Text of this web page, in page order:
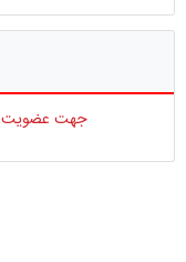
جهت عضویت